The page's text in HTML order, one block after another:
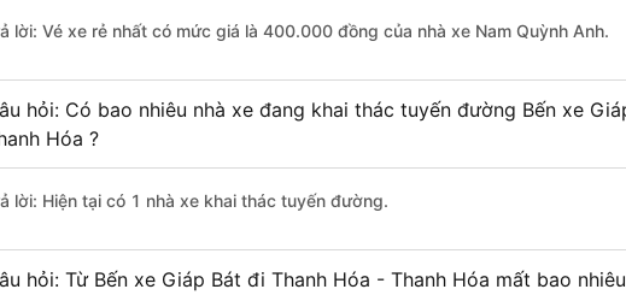
lời: Vé xe rẻ nhất có mức giá là 400.000 đồng của nhà xe Nam Quỳnh Anh.
hỏi: Có bao nhiêu nhà xe đang khai thác tuyến đường Bến xe
Hóa ?
lời: Hiện tại có 1 nhà xe khai thác tuyến đường.
hỏi: Từ Bến xe Giáp Bát đi Thanh Hóa - Thanh Hóa mất bao